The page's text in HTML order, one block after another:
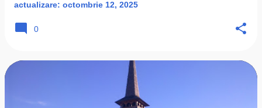
actualizare: octombrie 12, 2025
0